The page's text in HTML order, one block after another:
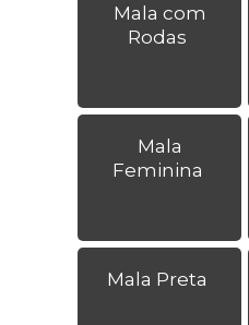
Mala com
Rodas
Mala
Feminina
Mala Preta